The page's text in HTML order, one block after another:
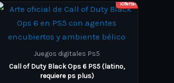
¡Oferta!
Juegos digitales Ps5
Call of Duty Black Ops 6 PS5 (latino,
requiere ps plus)
Price
range:
ARS 24.000,00
through
This
product
has
multiple
variants.
The